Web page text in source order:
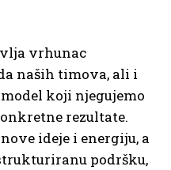
vrhunac
naših timova, ali i
koji njegujemo
rezultate.
ideje i energiju, a
podršku,